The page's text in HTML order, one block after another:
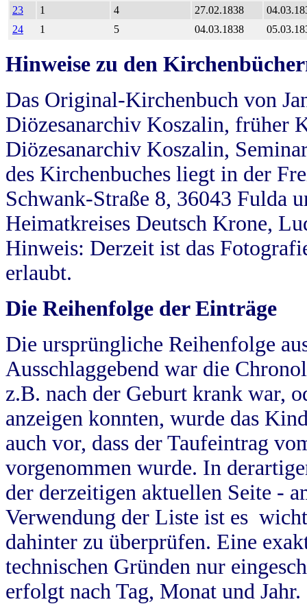
23
1 4 27.02.1838
24
1 5 04.03.1838
Hinweise zu den
Das Original-Kirchenbuch von
Diözesanarchiv Koszalin, früher
Diözesanarchiv Koszalin,
des Kirchenbuches liegt in der
Schwank-Straße 8, 36043 Fulda
Heimatkreises Deutsch Krone,
Hinweis: Derzeit ist das
erlaubt.
Die Reihenfolge der Einträge
Die ursprüngliche Reihenfolge
Ausschlaggebend war die
z.B. nach der Geburt krank war,
anzeigen konnten, wurde das
auch vor, dass der Taufeintrag
vorgenommen wurde. In
der derzeitigen aktuellen Seite -
Verwendung der Liste ist es
dahinter zu überprüfen. Eine
technischen Gründen nur
erfolgt nach Tag, Monat und Jahr.